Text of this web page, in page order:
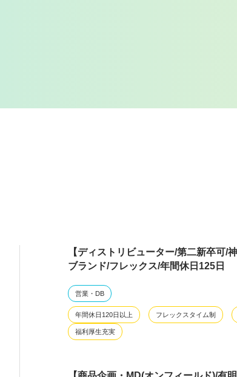
【ディストリビューター/第二新卒可/
ブランド/フレックス/年間休日125日
営業・DB
年間休日120日以上 フレックスタイム制
福利厚生充実